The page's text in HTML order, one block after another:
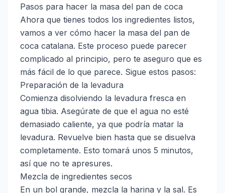
Pasos para hacer la masa del pan de coca
Ahora que tienes todos los ingredientes listos,
vamos a ver cómo hacer la masa del pan de
coca catalana. Este proceso puede parecer
complicado al principio, pero te aseguro que es
más fácil de lo que parece. Sigue estos pasos:
Preparación de la levadura
Comienza disolviendo la levadura fresca en
agua tibia. Asegúrate de que el agua no esté
demasiado caliente, ya que podría matar la
levadura. Revuelve bien hasta que se disuelva
completamente. Esto tomará unos 5 minutos,
así que no te apresures.
Mezcla de ingredientes secos
En un bol grande, mezcla la harina y la sal. Es